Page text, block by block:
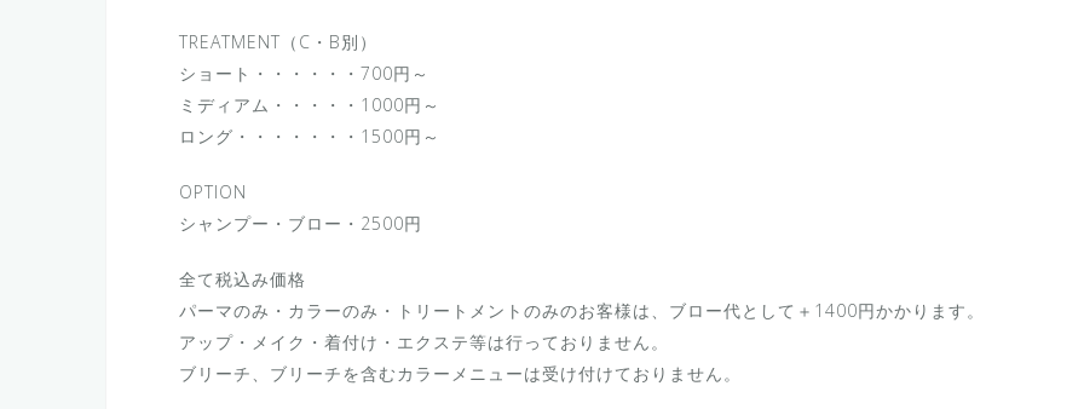
TREATMENT（C・B別）
ショート・・・・・・700円～
ミディアム・・・・・1000円～
ロング・・・・・・・1500円～
OPTION
シャンプー・ブロー・2500円
全て税込み価格
パーマのみ・カラーのみ・トリートメントのみのお客様は、ブロー代として＋1400円かかります。
アップ・メイク・着付け・エクステ等は行っておりません。
ブリーチ、ブリーチを含むカラーメニューは受け付けておりません。